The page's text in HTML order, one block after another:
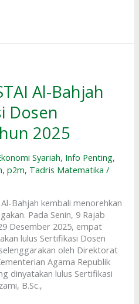
Al-Bahjah
Dosen
2025
Syariah, Info Penting,
,p2m, Tadris Matematika /
Bahjah kembali menorehkan
Pada Senin, 9 Rajab
Desember 2025, empat
lulus Sertifikasi Dosen
oleh Direktorat
Agama Republik
dinyatakan lulus Sertifikasi
B.Sc.,